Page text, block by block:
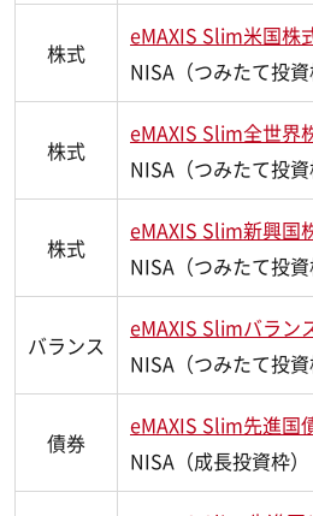
株式
eMAXIS Slim米国株
NISA（つみたて投資
株式
eMAXIS Slim全世界
NISA（つみたて投資
株式
eMAXIS Slim新興国
NISA（つみたて投資
バランス
eMAXIS Slimバラン
NISA（つみたて投資
債券
eMAXIS Slim先進国
NISA（成長投資枠）